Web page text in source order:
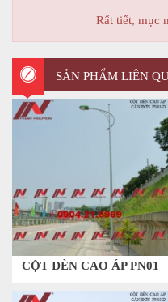
Rất tiết, mục
SẢN PHẨM LIÊN
CỘT ĐÈN CAO ÁP PN01